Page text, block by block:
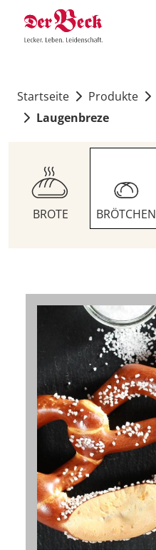
Startseite Produkte
Laugenbreze
BROTE BRÖTCHEN